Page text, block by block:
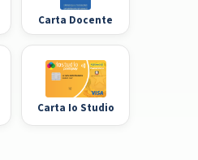
Carta Docente
Carta Io Studio